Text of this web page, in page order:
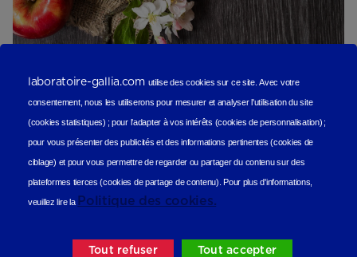
Compote de pommes aux spéculoos
Sucré
laboratoire-gallia.com utilise des cookies sur ce site.Avec votre
consentement, nous les utiliseronspour mesurer et analyser l'utilisation du site
(cookies statistiques) ;pour l'adapter à vos intérêts (cookies de personnalisation) ;
pour vous présenter des publicités et des informations pertinentes (cookies de
ciblage) et pour vous permettre de regarder ou partager du contenu sur des
plateformes tierces (cookies de partage de contenu). Pour plus d'informations,
veuillez lire la Politique des cookies.
Tout refuser Tout accepter